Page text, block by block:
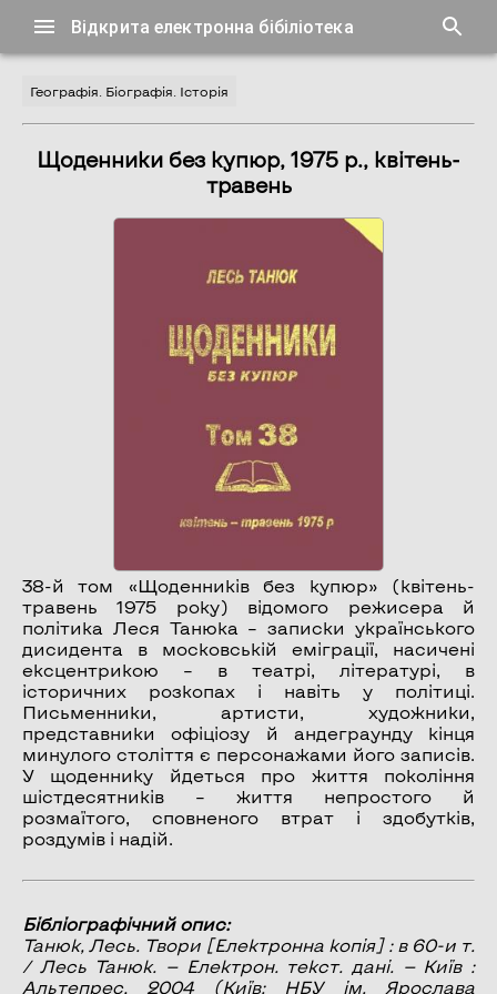
Відкрита електронна бібіліотека
Географія. Біографія. Історія
Щоденники без купюр, 1975 р., квітень-
травень
38-й том «Щоденників без купюр» (квітень-
травень 1975 року) відомого режисера й
політика Леся Танюка – записки українського
дисидента в московській еміграції, насичені
ексцентрикою – в театрі, літературі, в
історичних розкопах і навіть у політиці.
Письменники, артисти, художники,
представники офіціозу й андеграунду кінця
минулого століття є персонажами його записів.
У щоденнику йдеться про життя покоління
шістдесятників – життя непростого й
розмаїтого, сповненого втрат і здобутків,
роздумів і надій.
Бібліографічний опис:
Танюк, Лесь. Твори [Електронна копія] : в 60-и т.
/ Лесь Танюк. — Електрон. текст. дані. — Київ :
Альтепрес, 2004 (Київ: НБУ ім. Ярослава